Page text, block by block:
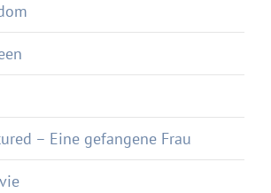
– Eine gefangene Frau